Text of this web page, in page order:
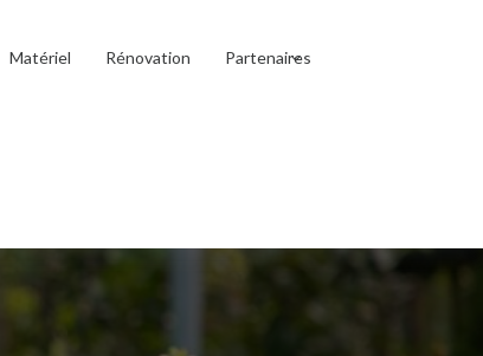
Matériel Rénovation Partenaires